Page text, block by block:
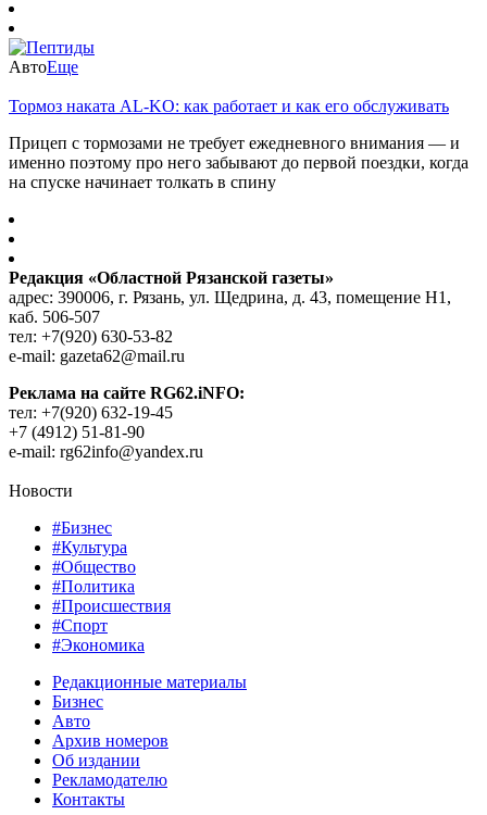
АвтоЕще
Тормоз наката AL-KO: как работает и как его обслуживать
Прицеп с тормозами не требует ежедневного внимания — и
именно поэтому про него забывают до первой поездки, когда
на спуске начинает толкать в спину
Редакция «Областной Рязанской газеты»
адрес: 390006, г. Рязань, ул. Щедрина, д. 43, помещение Н1,
каб. 506-507
тел: +7(920) 630-53-82
e-mail: gazeta62@mail.ru
Реклама на сайте RG62.iNFO:
тел: +7(920) 632-19-45
+7 (4912) 51-81-90
e-mail: rg62info@yandex.ru
Новости
#Бизнес
#Культура
#Общество
#Политика
#Происшествия
#Спорт
#Экономика
Редакционные материалы
Бизнес
Авто
Архив номеров
Об издании
Рекламодателю
Контакты